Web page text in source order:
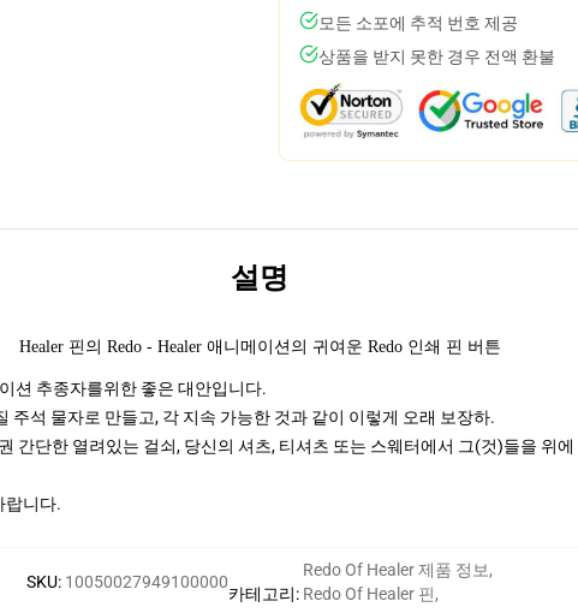
모든 소포에 추적 번호 제공
상품을 받지 못한 경우 전액 환불
설명
Healer 핀의 Redo - Healer 애니메이션의 귀여운 Redo 인쇄 핀 버튼
션 추종자를위한 좋은 대안입니다.
주석 물자로 만들고, 각 지속 가능한 것과 같이 이렇게 오래 보장하.
간단한 열려있는 걸쇠, 당신의 셔츠, 티셔츠 또는 스웨터에서 그(것)들을 위
랍니다.
SKU: 10050027949100000
카테고리:
Redo Of Healer 제품 정보,
Redo Of Healer 핀,